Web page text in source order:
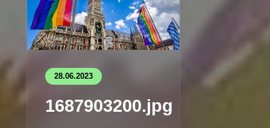
28.06.2023
1687903200.jpg